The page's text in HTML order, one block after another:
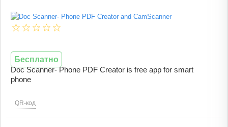
Doc Scanner- Phone PDF Creator is free app for smart
phone
QR-код
Бесплатно